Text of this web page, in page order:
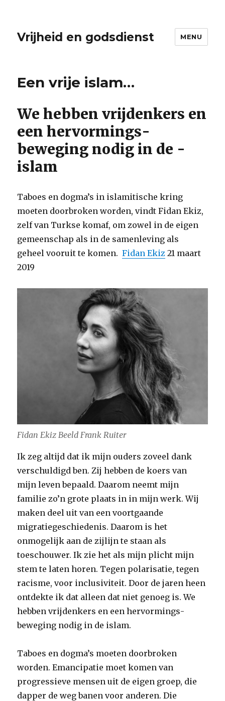
Vrijheid en godsdienst MENU
Een vrije islam…
We hebben vrijdenkers en
een hervormings­
beweging nodig in de ­
islam
Taboes en dogma’s in islamitische kring
moeten doorbroken worden, vindt Fidan Ekiz,
zelf van Turkse komaf, om zowel in de eigen
gemeenschap als in de samenleving als
geheel vooruit te komen.Fidan Ekiz 21 maart
2019
Fidan Ekiz Beeld Frank Ruiter
Ik zeg altijd dat ik mijn ouders zoveel dank
verschuldigd ben. Zij hebben de koers van
mijn leven bepaald. Daarom neemt mijn
familie zo’n grote plaats in in mijn werk. Wij
maken deel uit van een voortgaande
migratiegeschiedenis. Daarom is het
onmogelijk aan de zijlijn te staan als
toeschouwer. Ik zie het als mijn plicht mijn
stem te laten horen. Tegen polarisatie, tegen
racisme, voor inclusiviteit. Door de jaren heen
ontdekte ik dat alleen dat niet genoeg is. We
hebben vrijdenkers en een hervormings­
beweging nodig in de ­islam.
Taboes en dogma’s moeten doorbroken
worden. Emancipatie moet komen van
progressieve mensen uit de eigen groep, die
dapper de weg banen voor anderen. Die